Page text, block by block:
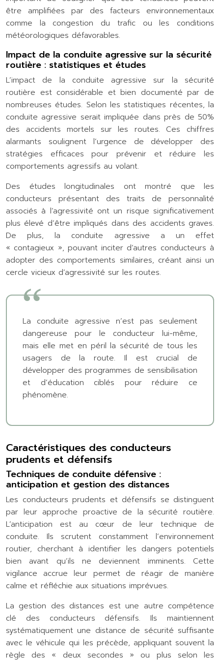
être amplifiées par des facteurs environnementaux
comme la congestion du trafic ou les conditions
météorologiques défavorables.
Impact de la conduite agressive sur la sécurité
routière : statistiques et études
L’impact de la conduite agressive sur la sécurité
routière est considérable et bien documenté par de
nombreuses études. Selon les statistiques récentes, la
conduite agressive serait impliquée dans près de 50%
des accidents mortels sur les routes. Ces chiffres
alarmants soulignent l’urgence de développer des
stratégies efficaces pour prévenir et réduire les
comportements agressifs au volant.
Des études longitudinales ont montré que les
conducteurs présentant des traits de personnalité
associés à l’agressivité ont un risque significativement
plus élevé d’être impliqués dans des accidents graves.
De plus, la conduite agressive a un effet
« contagieux », pouvant inciter d’autres conducteurs à
adopter des comportements similaires, créant ainsi un
cercle vicieux d’agressivité sur les routes.
La conduite agressive n’est pas seulement
dangereuse pour le conducteur lui-même,
mais elle met en péril la sécurité de tous les
usagers de la route. Il est crucial de
développer des programmes de sensibilisation
et d’éducation ciblés pour réduire ce
phénomène.
Caractéristiques des conducteurs
prudents et défensifs
Techniques de conduite défensive :
anticipation et gestion des distances
Les conducteurs prudents et défensifs se distinguent
par leur approche proactive de la sécurité routière.
L’anticipation est au cœur de leur technique de
conduite. Ils scrutent constamment l’environnement
routier, cherchant à identifier les dangers potentiels
bien avant qu’ils ne deviennent imminents. Cette
vigilance accrue leur permet de réagir de manière
calme et réfléchie aux situations imprévues.
La gestion des distances est une autre compétence
clé des conducteurs défensifs. Ils maintiennent
systématiquement une distance de sécurité suffisante
avec le véhicule qui les précède, appliquant souvent la
règle des « deux secondes » ou plus selon les